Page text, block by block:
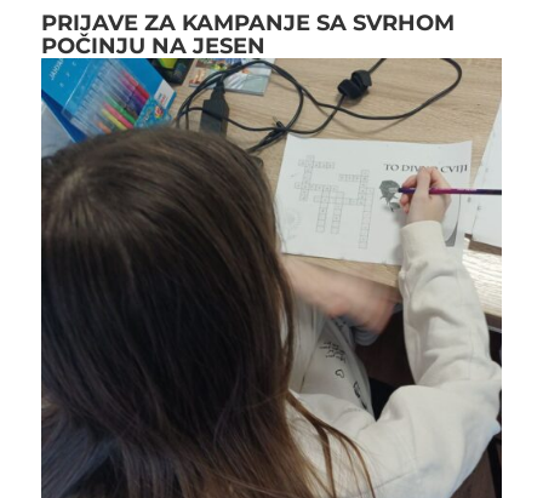
PRIJAVE ZA KAMPANJE SA SVRHOM
POČINJU NA JESEN